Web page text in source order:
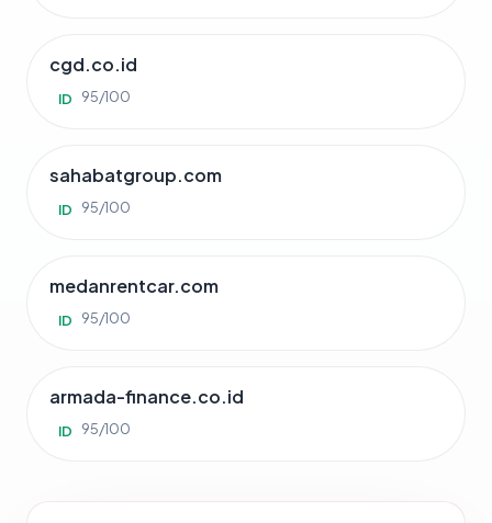
cgd.co.id
ID 95/100
sahabatgroup.com
ID 95/100
medanrentcar.com
ID 95/100
armada-finance.co.id
ID 95/100